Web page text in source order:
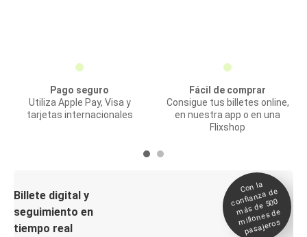
Pago seguro
Utiliza Apple Pay, Visa y
tarjetas internacionales
Fácil de comprar
Consigue tus billetes online,
en nuestra app o en una
Flixshop
Billete digital y
seguimiento en
tiempo real
Con la
confianza de
más de 500
millones de
pasajeros